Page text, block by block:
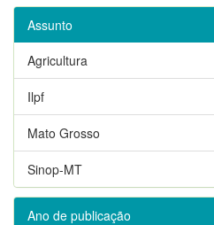
Assunto
Agricultura
Ilpf
Mato Grosso
Sinop-MT
Ano de publicação